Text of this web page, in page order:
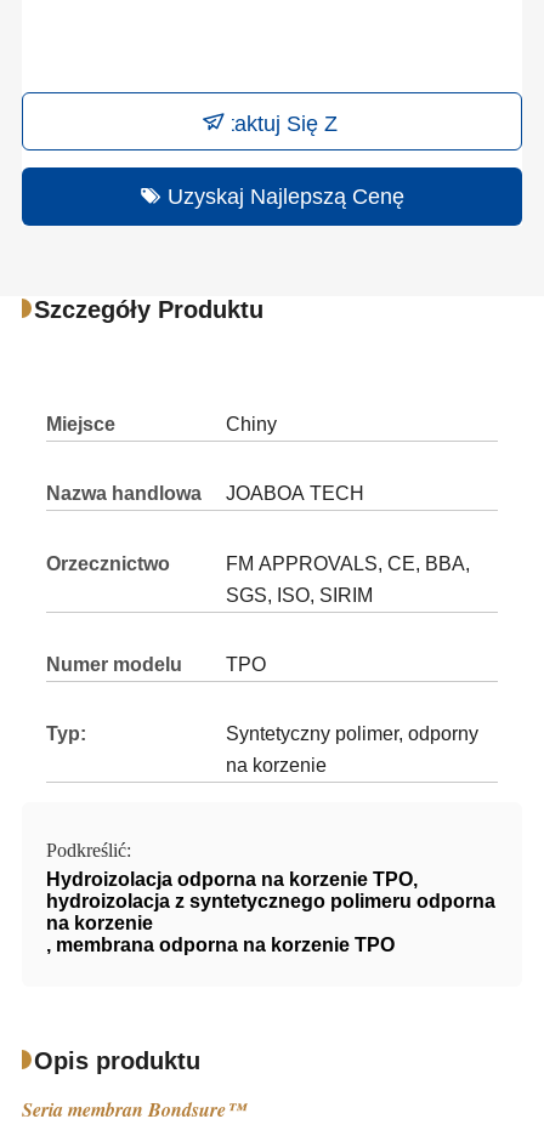
Skontaktuj Się Z Nami
Uzyskaj Najlepszą Cenę
Szczegóły Produktu
Miejsce
Chiny
Nazwa handlowa JOABOA TECH
Orzecznictwo
FM APPROVALS, CE, BBA,
SGS, ISO, SIRIM
Numer modelu TPO
Typ:
Syntetyczny polimer, odporny
na korzenie
Podkreślić:
Hydroizolacja odporna na korzenie TPO,
hydroizolacja z syntetycznego polimeru odporna
na korzenie
, membrana odporna na korzenie TPO
Opis produktu
Seria membran Bondsure™